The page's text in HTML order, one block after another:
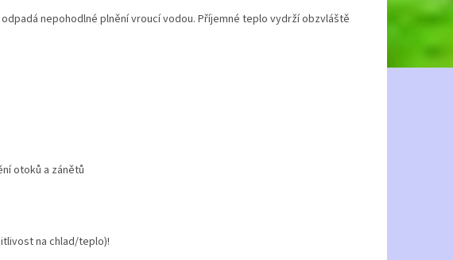
nepohodlné plnění vroucí vodou. Příjemné teplo vydrží obzvláště
otoků a zánětů
na chlad/teplo)!